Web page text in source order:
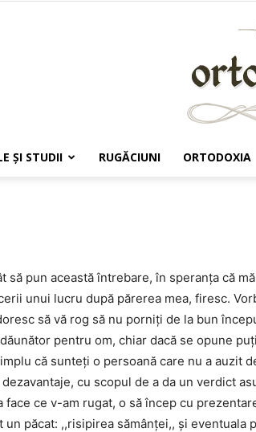
ŞI STUDII RUGĂCIUNI ORTODOXIA
să pun această întrebare, în speranța că
unui lucru după părerea mea, firesc.
să vă rog să nu porniți de la bun
pentru om, chiar dacă se opune
că sunteți o persoană care nu a auzit
cu scopul de a da un verdict
face ce v-am rugat, o să încep cu
un păcat: ,,risipirea sămânței,, și eventuala